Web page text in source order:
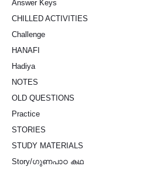
Answer Keys
CHILLED ACTIVITIES
Challenge
HANAFI
Hadiya
NOTES
OLD QUESTIONS
Practice
STORIES
STUDY MATERIALS
Story/ഗുണപാഠ കഥ